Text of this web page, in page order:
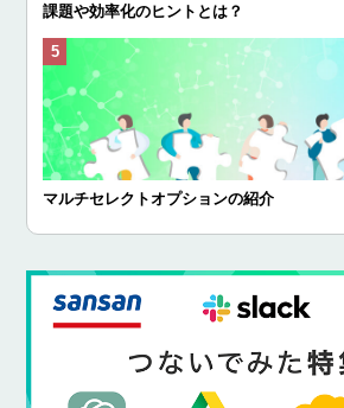
課題や効率化のヒントとは？
マルチセレクトオプションの紹介